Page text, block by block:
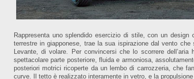
Rappresenta uno splendido esercizio di stile, con un
terrestre in giapponese, trae la sua ispirazione dal vento
Levante, di volare. Per convincersi che lo scorrere
spettacolare parte posteriore, fluida e armoniosa,
posteriori motrici ricoperte da un lembo di carrozzeria, che
curve. Il tetto è realizzato interamente in vetro, e la